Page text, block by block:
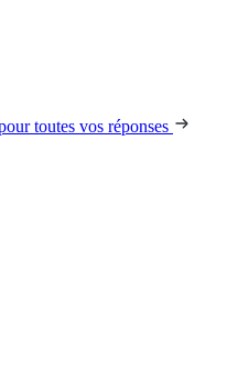
toutes vos réponses